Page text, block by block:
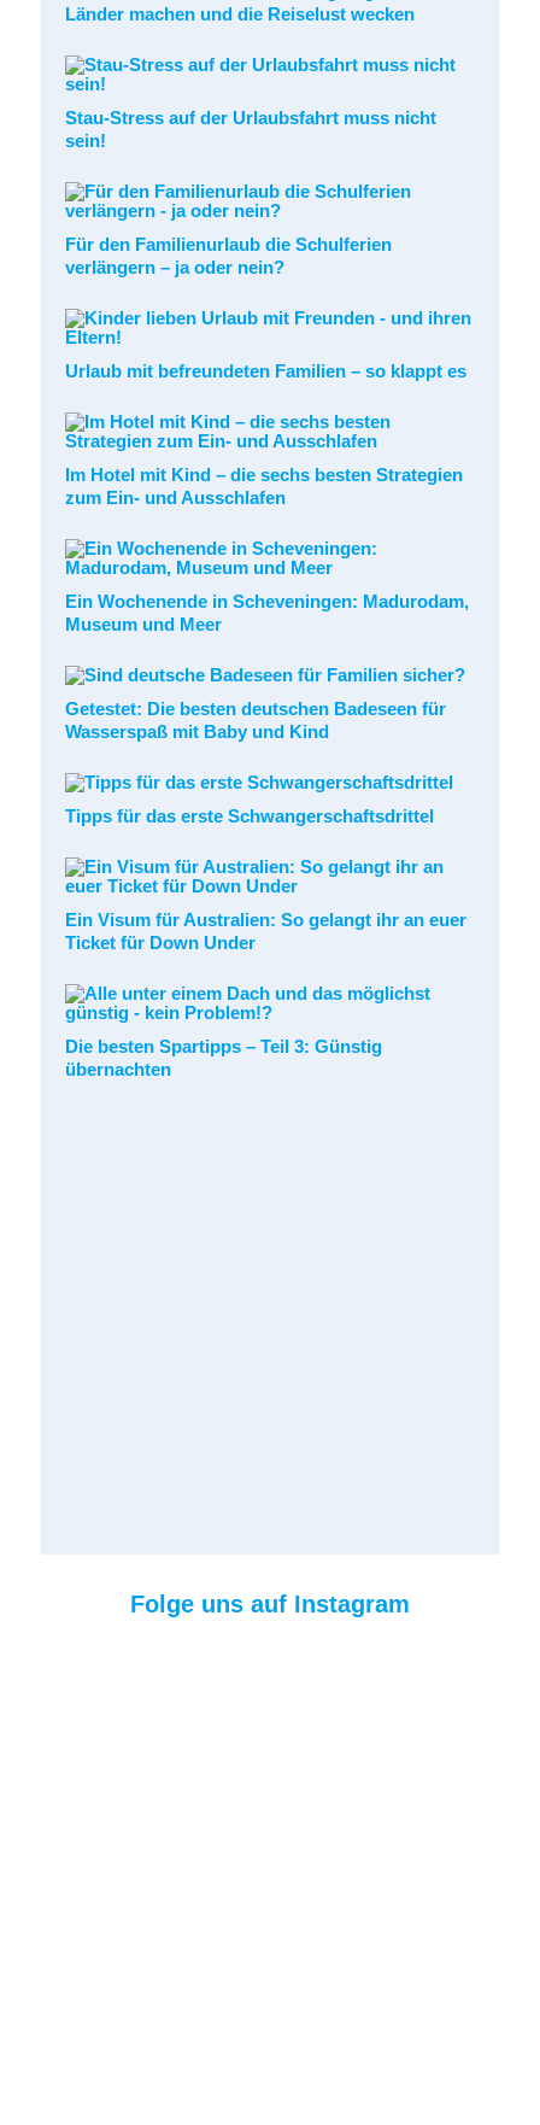
Länder machen und die Reiselust wecken
Stau-Stress auf der Urlaubsfahrt muss nicht
sein!
Für den Familienurlaub die Schulferien
verlängern – ja oder nein?
Urlaub mit befreundeten Familien – so klappt es
Im Hotel mit Kind – die sechs besten Strategien
zum Ein- und Ausschlafen
Ein Wochenende in Scheveningen: Madurodam,
Museum und Meer
Getestet: Die besten deutschen Badeseen für
Wasserspaß mit Baby und Kind
Tipps für das erste Schwangerschaftsdrittel
Ein Visum für Australien: So gelangt ihr an euer
Ticket für Down Under
Die besten Spartipps – Teil 3: Günstig
übernachten
Folge uns auf Instagram